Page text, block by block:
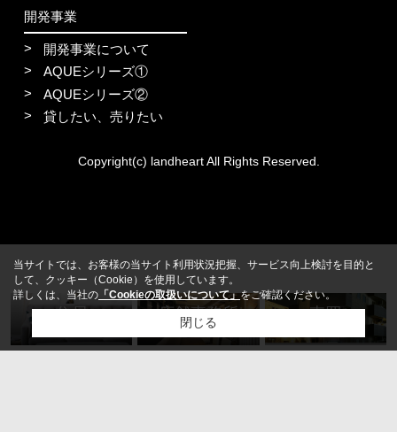
開発事業
開発事業について
AQUEシリーズ①
AQUEシリーズ②
貸したい、売りたい
Copyright(c) landheart All Rights Reserved.
住居 店舗事務所 売買
当サイトでは、お客様の当サイト利用状況把握、サービス向上検討を目的と
して、クッキー（Cookie）を使用しています。
詳しくは、当社の 「Cookieの取扱いについて」をご確認ください。
閉じる